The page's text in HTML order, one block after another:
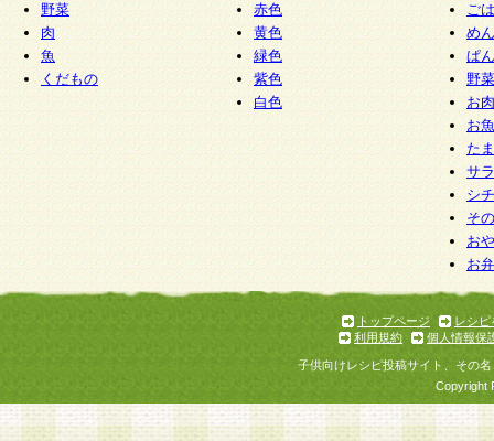
5.当社がお聞きする個人情報は、すべて会員登録
で提 供いただいたものと考えております。従っ
自らの個人情報の提供を希望されない場合には、
をお預かりいたしません が、提供されないこと
商品やサービス等をご利用いただけない場合があ
了承ください。
6.当社は、お客様から当社が保有している個人情
加・ 利用停止等を求められた場合には、ご本人
て確認できた場合に限り、法令に準拠して合理的
いただきます。なお、開示 請求等の請求先は個
ります。
1.会員とは、本規約等を承諾のうえ、当社所定の
了し、当社が承認した者、グループとします。な
が以下に該当する場合は会員登録をすることがで
野菜
肉
魚
くだもの
赤色
黄色
緑色
紫色
白色
ご
めん
ぱん
野
お
お
た
サ
シ
そ
お
お
トップページ
レシピ
利用規約
個人情報保
子供向けレシピ投稿サイト、その
Copyright